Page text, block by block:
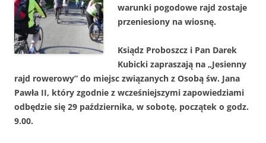
warunki pogodowe rajd zostaje
przeniesiony na wiosnę.
Ksiądz Proboszcz i Pan Darek
Kubicki zapraszają na „Jesienny
rajd rowerowy” do miejsc związanych z Osobą św. Jana
Pawła II, który zgodnie z wcześniejszymi zapowiedziami
odbędzie się 29 października, w sobotę, początek o godz.
9.00.